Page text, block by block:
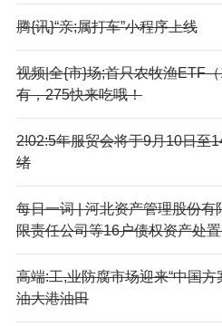
腾{讯}“亲;属打车”小程序上线
视频|全{市}场;首只农牧渔ETF
有，275快来吃哦！
2!02:5年服贸会将于9月10日至
绪
每日一词 | 河北资产管理股份
限责任公司等16户债权资产处
高端:工,业防腐市场迎来“中国
油大港油田